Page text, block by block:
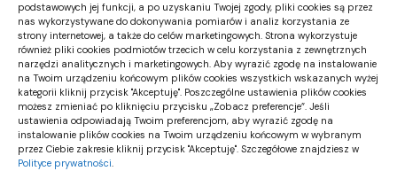
podstawowych jej funkcji, a po uzyskaniu Twojej zgody, pliki cookies są przez
nas wykorzystywane do dokonywania pomiarów i analiz korzystania ze
strony internetowej, a także do celów marketingowych. Strona wykorzystuje
również pliki cookies podmiotów trzecich w celu korzystania z zewnętrznych
narzędzi analitycznych i marketingowych. Aby wyrazić zgodę na instalowanie
na Twoim urządzeniu końcowym plików cookies wszystkich wskazanych wyżej
kategorii kliknij przycisk "Akceptuję". Poszczególne ustawienia plików cookies
możesz zmieniać po kliknięciu przycisku „Zobacz preferencje”. Jeśli
ustawienia odpowiadają Twoim preferencjom, aby wyrazić zgodę na
instalowanie plików cookies na Twoim urządzeniu końcowym w wybranym
przez Ciebie zakresie kliknij przycisk "Akceptuję". Szczegółowe znajdziesz w
Polityce prywatności.
uzasadniony tam, gdzie instalacja determinuje efekt
wizualny i trwałość, a koszt ewentualnej poprawki
jest wysoki. Sam zamówiony wydruk bywa
racjonalny przy prostych przypadkach, gdy warunki
aplikacji są stabilne i dostępna jest rezerwa czasu.
Ostatecznie decyzję porządkują trzy zmienne:
ryzyko techniczne, ryzyko organizacyjne oraz